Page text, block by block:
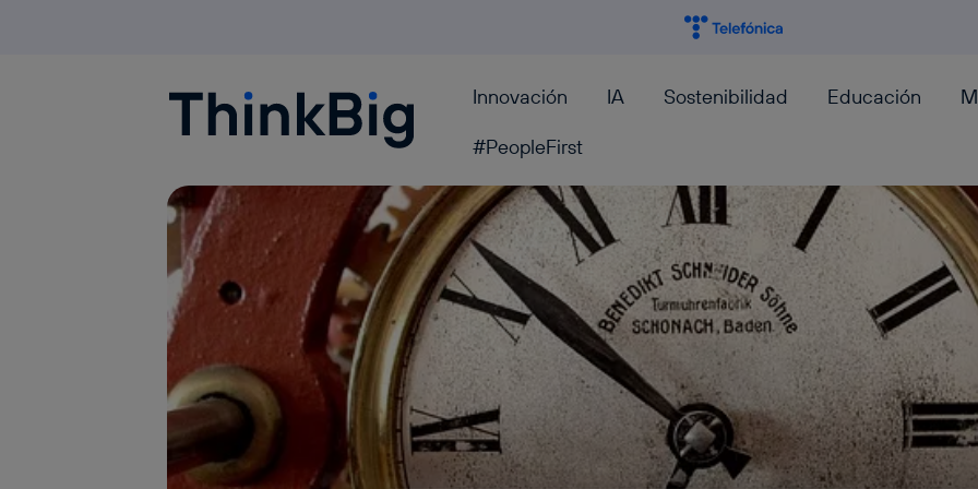
Blogthinkbig.com Innovación IA Sostenibilidad Educación
#PeopleFirst